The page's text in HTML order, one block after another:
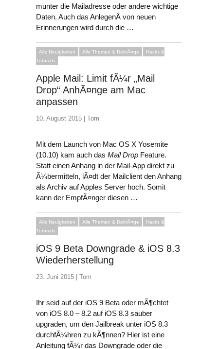
munter die Mailadresse oder andere wichtige
Daten. Auch das AnlegenÂ von neuen
Erinnerungen wird durch die …
Alle Neuigkeiten Alle Themen & BeitrÃ¤ge
Hacks &
Tutorials
Apple Mail: Limit fÃ¼r „Mail
Drop“ AnhÃ¤nge am Mac
anpassen
10. August 2015 | Tom
Mit dem Launch von Mac OS X Yosemite
(10.10) kam auch das Mail Drop Feature.
Statt einen Anhang in der Mail-App direkt zu
Ã¼bermitteln, lÃ¤dt der Mailclient den Anhang
als Archiv auf Apples Server hoch. Somit
kann der EmpfÃ¤nger diesen …
Alle Neuigkeiten Alle Themen & BeitrÃ¤ge
Hacks &
Tutorials
iOS 9 Beta Downgrade & iOS 8.3
Wiederherstellung
23. Juni 2015 | Tom
Ihr seid auf der iOS 9 Beta oder mÃ¶chtet
von iOS 8.0 – 8.2 auf iOS 8.3 sauber
upgraden, um den Jailbreak unter iOS 8.3
durchfÃ¼hren zu kÃ¶nnen? Hier ist eine
Anleitung fÃ¼r das Downgrade oder die